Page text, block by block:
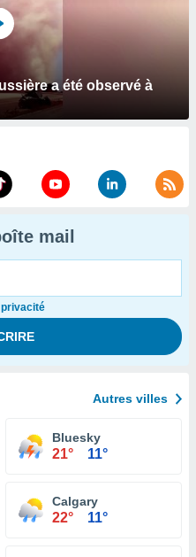
a été observé à
mail
Autres villes
Bluesky
21° 11°
Calgary
22° 11°